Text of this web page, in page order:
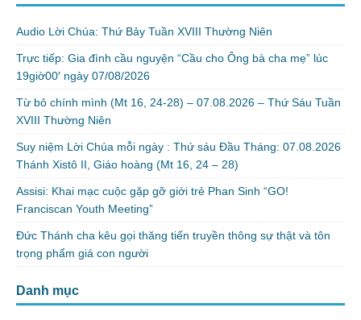
Audio Lời Chúa: Thứ Bảy Tuần XVIII Thường Niên
Trực tiếp: Gia đình cầu nguyện “Cầu cho Ông bà cha mẹ” lúc
19giờ00′ ngày 07/08/2026
Từ bỏ chính mình (Mt 16, 24-28) – 07.08.2026 – Thứ Sáu Tuần
XVIII Thường Niên
Suy niệm Lời Chúa mỗi ngày : Thứ sáu Đầu Tháng: 07.08.2026
Thánh Xistô II, Giáo hoàng (Mt 16, 24 – 28)
Assisi: Khai mạc cuộc gặp gỡ giới trẻ Phan Sinh “GO!
Franciscan Youth Meeting”
Đức Thánh cha kêu gọi thăng tiến truyền thông sự thật và tôn
trọng phẩm giá con người
Danh mục